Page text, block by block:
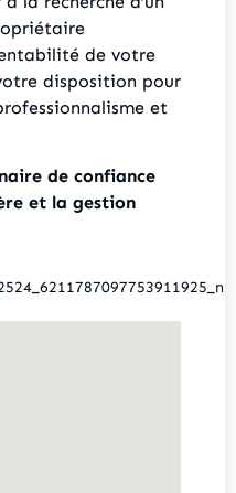
de votre
disposition pour
et
de confiance
et la gestion